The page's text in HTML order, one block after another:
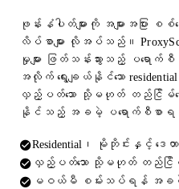
ဖုန်းနံပါတ်များကို အများအပြ
လိပ်စာများ လိုအပ်သည်။
မှုများ ဖြတ်သန်းသွားသည့် ပရေ
အလိုက် ရွေးချယ်နိုင်သော
လှည့်ပတ်သော သို့မဟုတ် တည်ငြိမ်သော
နိုင်သည့် အခမဲ့ ပရောက်စီစာရင်းမ
Residential၊ မိုဘိုင်းနှင့် ဒေတာစ
လှည့်ပတ်သော သို့မဟုတ် တည်ငြိမ်
မဝယ်မီ စမ်းသပ်ရန် အခမဲ့ ပ